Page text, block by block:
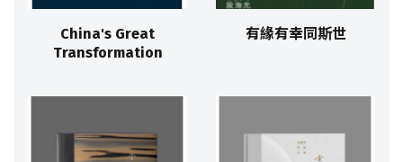
China's Great
Transformation
有緣有幸同斯世